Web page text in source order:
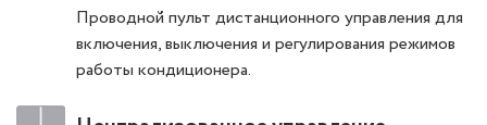
Проводной пульт дистанционного управления для
включения, выключения и регулирования режимов
работы кондиционера.